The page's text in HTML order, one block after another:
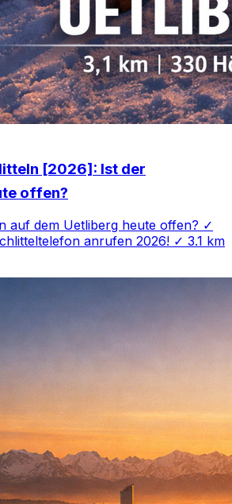
[2026]: Ist der
offen?
auf dem Uetliberg heute offen? ✓
anrufen 2026! ✓ 3.1 km